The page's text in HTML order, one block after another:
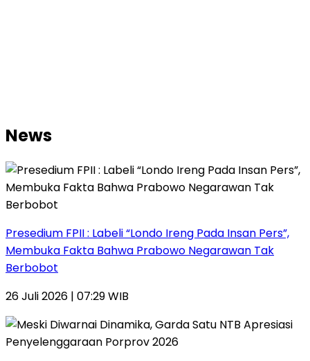
News
Presedium FPII : Labeli “Londo Ireng Pada Insan Pers”,
Membuka Fakta Bahwa Prabowo Negarawan Tak
Berbobot
26 Juli 2026 | 07:29 WIB